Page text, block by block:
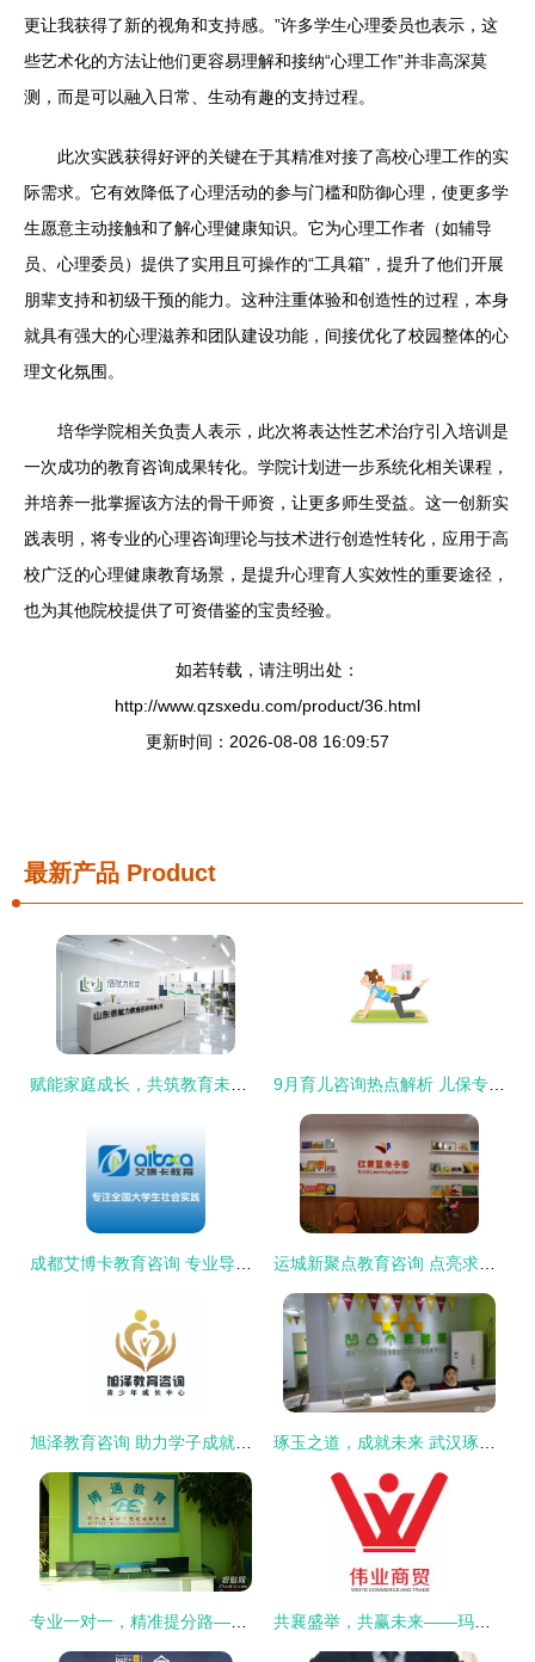
更让我获得了新的视角和支持感。”许多学生心理委员也表示，这
些艺术化的方法让他们更容易理解和接纳“心理工作”并非高深莫
测，而是可以融入日常、生动有趣的支持过程。
此次实践获得好评的关键在于其精准对接了高校心理工作的实
际需求。它有效降低了心理活动的参与门槛和防御心理，使更多学
生愿意主动接触和了解心理健康知识。它为心理工作者（如辅导
员、心理委员）提供了实用且可操作的“工具箱”，提升了他们开展
朋辈支持和初级干预的能力。这种注重体验和创造性的过程，本身
就具有强大的心理滋养和团队建设功能，间接优化了校园整体的心
理文化氛围。
培华学院相关负责人表示，此次将表达性艺术治疗引入培训是
一次成功的教育咨询成果转化。学院计划进一步系统化相关课程，
并培养一批掌握该方法的骨干师资，让更多师生受益。这一创新实
践表明，将专业的心理咨询理论与技术进行创造性转化，应用于高
校广泛的心理健康教育场景，是提升心理育人实效性的重要途径，
也为其他院校提供了可资借鉴的宝贵经验。
如若转载，请注明出处：
http://www.qzsxedu.com/product/36.html
更新时间：2026-08-08 16:09:57
最新产品 Product